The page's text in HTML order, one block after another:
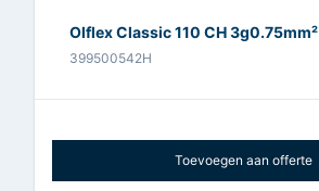
Olflex Classic 110 CH 3g0.75mm²
399500542H
Toevoegen aan offerte